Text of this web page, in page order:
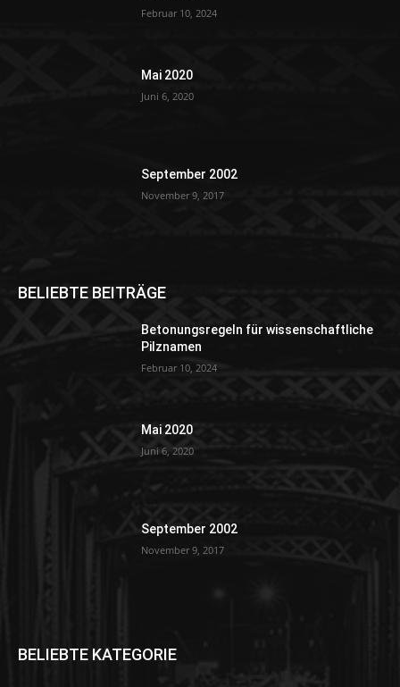
Februar 10, 2024
Mai 2020
Juni 6, 2020
September 2002
November 9, 2017
BELIEBTE BEITRÄGE
Betonungsregeln für wissenschaftliche
Pilznamen
Februar 10, 2024
Mai 2020
Juni 6, 2020
September 2002
November 9, 2017
BELIEBTE KATEGORIE